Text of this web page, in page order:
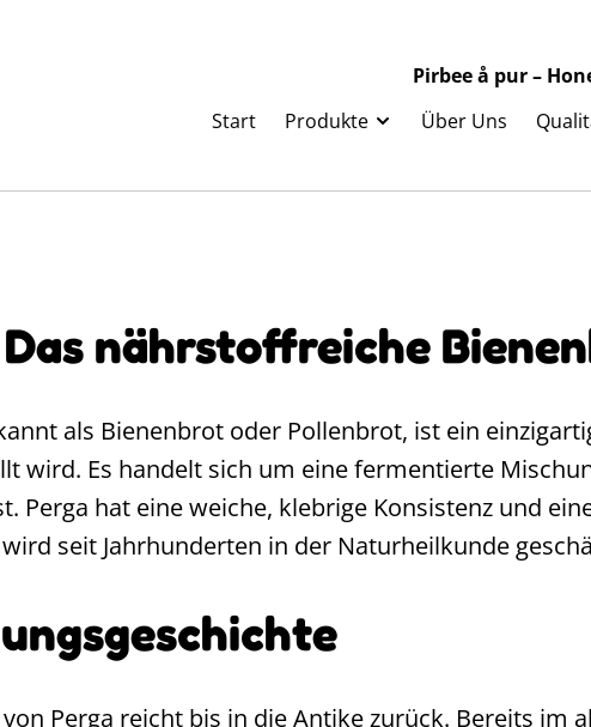
Pirbee å pur –
Start
Produkte Über Uns
nährstoffreiche
als Bienenbrot oder Pollenbrot, ist ein
wird. Es handelt sich um eine fermentierte
Perga hat eine weiche, klebrige Konsistenz und
seit Jahrhunderten in der Naturheilkunde
Perga reicht bis in die Antike zurück. Bereits